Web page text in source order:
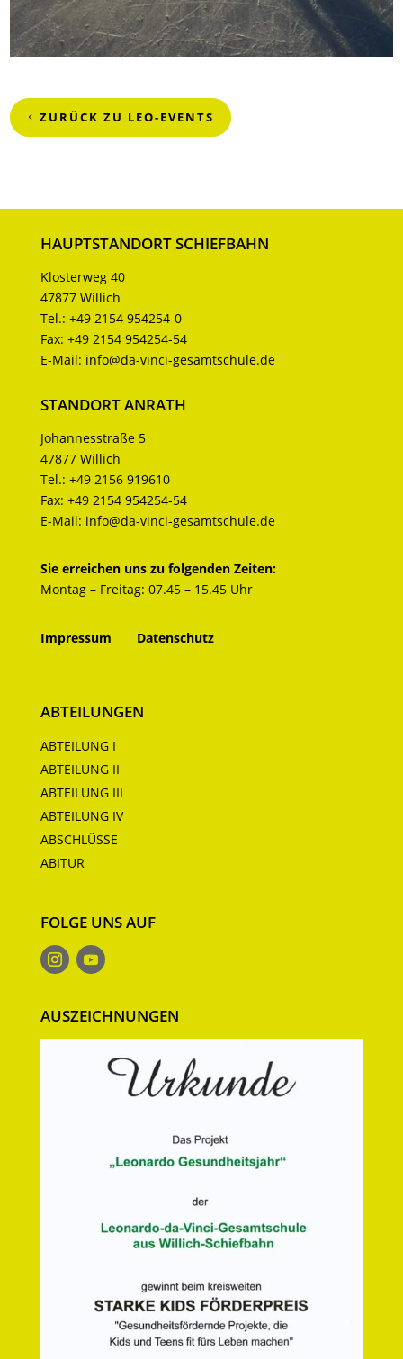
ZURÜCK ZU LEO-EVENTS
HAUPTSTANDORT SCHIEFBAHN
Klosterweg 40
47877 Willich
Tel.: +49 2154 954254-0
Fax: +49 2154 954254-54
E-Mail: info@da-vinci-gesamtschule.de
STANDORT ANRATH
Johannesstraße 5
47877 Willich
Tel.: +49 2156 919610
Fax: +49 2154 954254-54
E-Mail: info@da-vinci-gesamtschule.de
Sie erreichen uns zu folgenden Zeiten:
Montag – Freitag: 07.45 – 15.45 Uhr
Impressum Datenschutz
ABTEILUNGEN
ABTEILUNG I
ABTEILUNG II
ABTEILUNG III
ABTEILUNG IV
ABSCHLÜSSE
ABITUR
FOLGE UNS AUF
AUSZEICHNUNGEN